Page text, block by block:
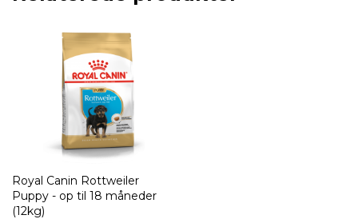
Royal Canin Rottweiler
Puppy - op til 18 måneder
(12kg)